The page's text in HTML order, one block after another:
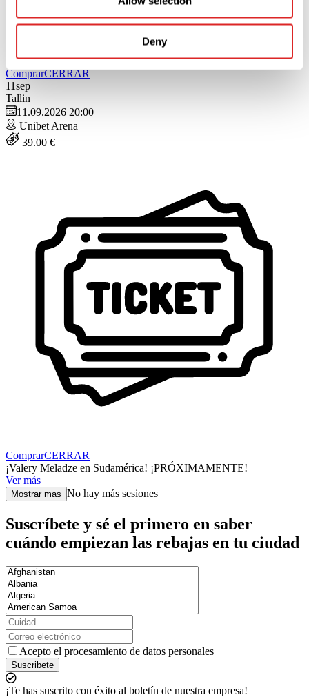
Deny
ComprarCERRAR
11sep
Tallin
11.09.2026 20:00
Unibet Arena
39.00 €
ComprarCERRAR
¡Valery Meladze en Sudamérica! ¡PRÓXIMAMENTE!
Ver más
Mostrar mas No hay más sesiones
Suscríbete y sé el primero en saber
cuándo empiezan las rebajas en tu ciudad
Acepto el procesamiento de datos personales
Suscribete
¡Te has suscrito con éxito al boletín de nuestra empresa!